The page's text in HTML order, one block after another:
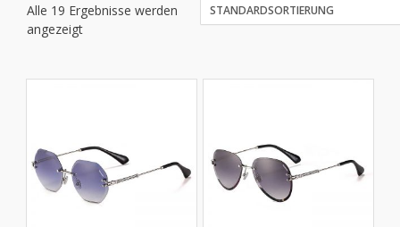
Alle 19 Ergebnisse werden
angezeigt